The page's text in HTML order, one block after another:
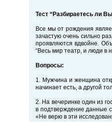
Тест “Разбираетесь ли
Все мы от рождения
зачастую очень сильно
проявляются вдвойне.
“Весь мир театр, и люди в
Вопросы:
1. Мужчина и женщина
начинает есть, а другой
2. На вечеринке один из
в подтверждение данные
«Не верю в эти